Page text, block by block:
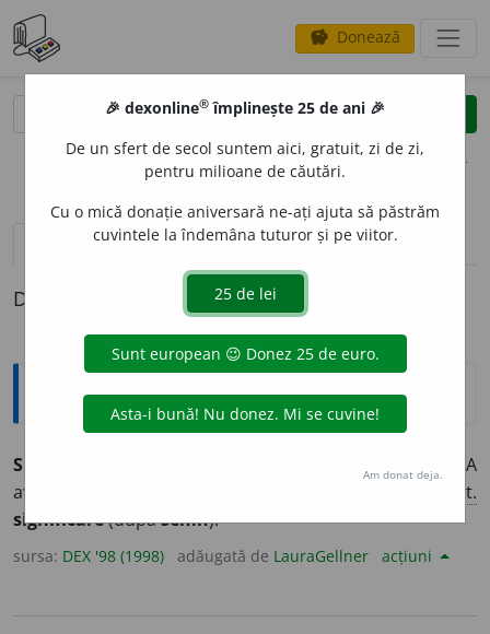
savings Donează
clear
opțiuni
definiții (1) pronunțievolume_up (4)
Definiția cu ID-ul 63492:
Explicative DEX
SEMNIFIC
A
avea înțelesul de..., a însemna. – Din
lat.
significare(dupăsemn).
sursa: DEX '98 (1998) adăugată de LauraGellner acțiuni
🎉 dexonline® împlinește 25 de ani 🎉
De un sfert de secol suntem aici, gratuit, zi de zi,
pentru milioane de căutări.
Cu o mică donație aniversară ne-ați ajuta să păstrăm
cuvintele la îndemâna tuturor și pe viitor.
Am donat deja.